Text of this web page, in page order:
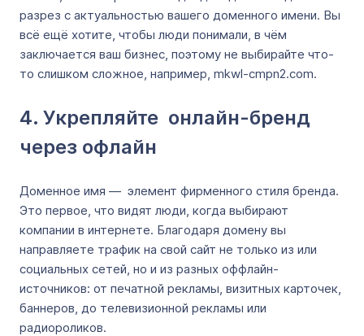
разрез с актуальностью вашего доменного имени. Вы
всё ещё хотите, чтобы люди понимали, в чём
заключается ваш бизнес, поэтому не выбирайте что-
то слишком сложное, например, mkwl-cmpn2.com.
4. Укрепляйте онлайн-бренд
через офлайн
Доменное имя — элемент фирменного стиля бренда.
Это первое, что видят люди, когда выбирают
компании в интернете. Благодаря домену вы
направляете трафик на свой сайт не только из или
социальных сетей, но и из разных оффлайн-
источников: от печатной рекламы, визитных карточек,
баннеров, до телевизионной рекламы или
радиороликов.